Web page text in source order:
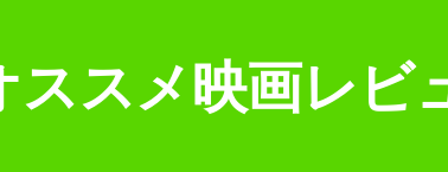
ススメ映画レビ